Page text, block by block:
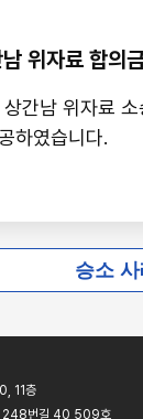
위자료 합의
간남 위자료
하였습니다.
승소 사
11층
248번길 40 509호